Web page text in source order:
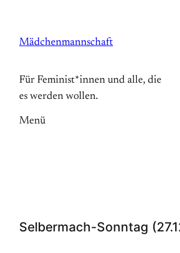
springen
Mädchenmannschaft
Für Feminist*innen und alle, die
es werden wollen.
Menü
Selbermach-Sonntag